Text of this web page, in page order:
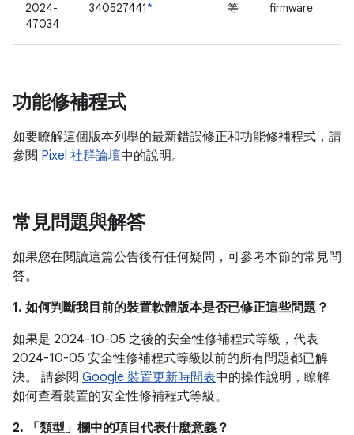
2024-
47034
340527441*
等
firmware
功能修補程式
如要瞭解這個版本列舉的最新錯誤修正和功能修補程式，請
參閱 Pixel 社群論壇中的說明。
常見問題與解答
如果您在閱讀這篇公告後有任何疑問，可參考本節的常見問
答。
1. 如何判斷我目前的裝置軟體版本是否已修正這些問題？
如果是 2024-10-05 之後的安全性修補程式等級，代表
2024-10-05 安全性修補程式等級以前的所有問題都已解
決。 請參閱 Google 裝置更新時間表中的操作說明，瞭解
如何查看裝置的安全性修補程式等級。
2. 「類型」 欄中的項目代表什麼意義？